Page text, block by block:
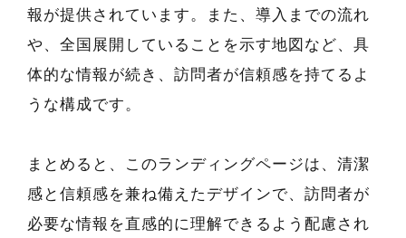
報が提供されています。また、導入までの流れ
や、全国展開していることを示す地図など、具
体的な情報が続き、訪問者が信頼感を持てるよ
うな構成です。
まとめると、このランディングページは、清潔
感と信頼感を兼ね備えたデザインで、訪問者が
必要な情報を直感的に理解できるよう配慮され